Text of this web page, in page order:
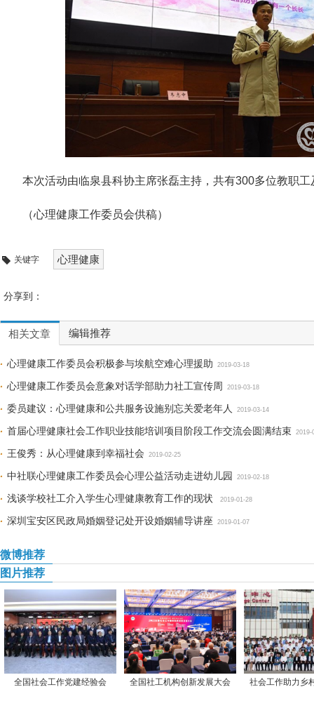
本次活动由临泉县科协主席张磊主持，共有300多位教职
（心理健康工作委员会供稿）
关键字 心理健康
分享到：
相关文章 编辑推荐
心理健康工作委员会积极参与埃航空难心理援助 2019-03-18
心理健康工作委员会意象对话学部助力社工宣传周 2019-03-18
委员建议：心理健康和公共服务设施别忘关爱老年人 2019-03-14
首届心理健康社会工作职业技能培训项目阶段工作交流会圆满结束 2019-
王俊秀：从心理健康到幸福社会 2019-02-25
中社联心理健康工作委员会心理公益活动走进幼儿园 2019-02-18
浅谈学校社工介入学生心理健康教育工作的现状 2019-01-28
深圳宝安区民政局婚姻登记处开设婚姻辅导讲座 2019-01-07
微博推荐
图片推荐
全国社会工作党建经验会 全国社工机构创新发展大会 社会工作助力乡